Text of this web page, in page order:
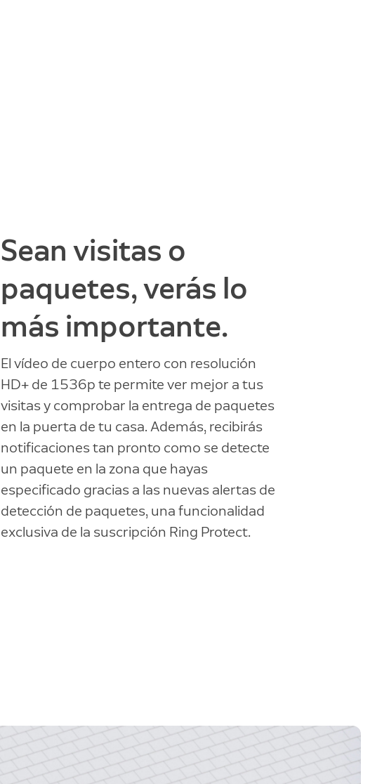
Sean visitas o
paquetes, verás lo
más importante.
El vídeo de cuerpo entero con resolución
HD+ de 1536p te permite ver mejor a tus
visitas y comprobar la entrega de paquetes
en la puerta de tu casa. Además, recibirás
notificaciones tan pronto como se detecte
un paquete en la zona que hayas
especificado gracias a las nuevas alertas de
detección de paquetes, una funcionalidad
exclusiva de la suscripción Ring Protect.